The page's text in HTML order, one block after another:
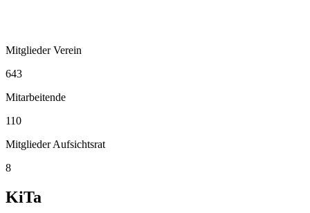
Mitglieder Verein
643
Mitarbeitende
110
Mitglieder Aufsichtsrat
8
KiTa